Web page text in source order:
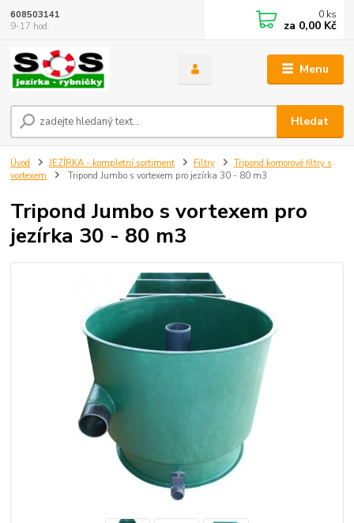
Menu
Hledat
608503141
9-17 hod.
0 ks
za 0,00 Kč
Úvod JEZÍRKA - kompletní sortiment Filtry
Tripond komorové filtry s
vortexem
Tripond Jumbo s vortexem pro jezírka 30 - 80 m3
Tripond Jumbo s vortexem pro
jezírka 30 - 80 m3